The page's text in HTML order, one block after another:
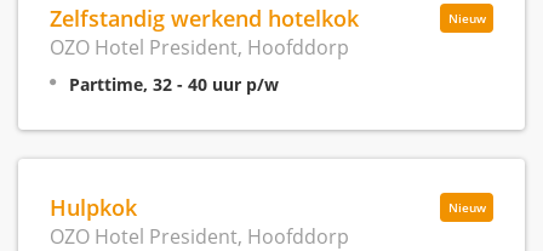
Nieuw
Zelfstandig werkend hotelkok
OZO Hotel President, Hoofddorp
Parttime, 32 - 40 uur p/w
Nieuw
Hulpkok
OZO Hotel President, Hoofddorp